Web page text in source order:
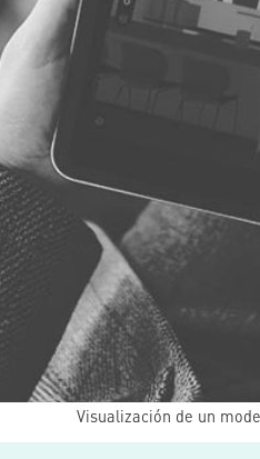
Visualización de un